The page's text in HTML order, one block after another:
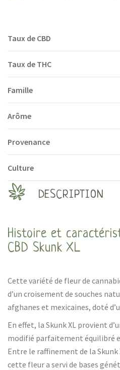
Taux de CBD
Taux de THC
Famille
Arôme
Provenance
Culture
DESCRIPTION
Histoire et
CBD Skunk XL
Cette variété de fleur de
d’un croisement de souches
afghanes et mexicaines, doté
En effet, la Skunk XL provient
modifié parfaitement équilibré
Entre le raffinement de la
cette fleur a servi de bases